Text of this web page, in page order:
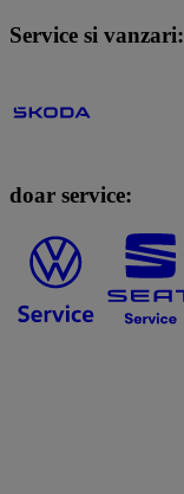
Service si vanzari:
doar service: